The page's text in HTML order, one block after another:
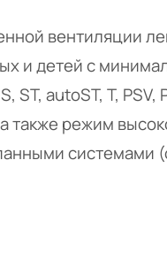
вентиляции
и детей с
autoST, T, PSV,
режим
системами